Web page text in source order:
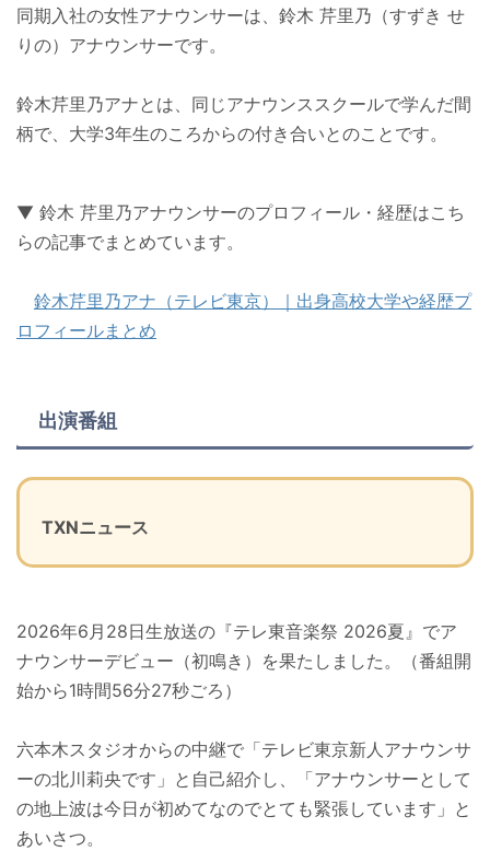
同期入社の女性アナウンサーは、鈴木 芹里乃（すずき せ
りの）アナウンサーです。
鈴木芹里乃アナとは、同じアナウンススクールで学んだ間
柄で、大学3年生のころからの付き合いとのことです。
▼ 鈴木 芹里乃アナウンサーのプロフィール・経歴はこち
らの記事でまとめています。
鈴木芹里乃アナ（テレビ東京）｜出身高校大学や経歴プ
ロフィールまとめ
出演番組
TXNニュース
2026年6月28日生放送の『テレ東音楽祭 2026夏』でア
ナウンサーデビュー（初鳴き）を果たしました。（番組開
始から1時間56分27秒ごろ）
六本木スタジオからの中継で「テレビ東京新人アナウンサ
ーの北川莉央です」と自己紹介し、「アナウンサーとして
の地上波は今日が初めてなのでとても緊張しています」と
あいさつ。